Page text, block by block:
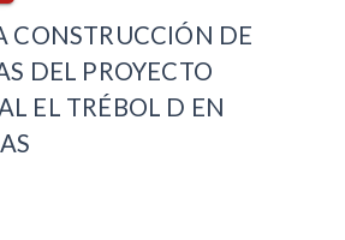
CONSTRUCCIÓN DE
DEL PROYECTO
EL TRÉBOL D EN